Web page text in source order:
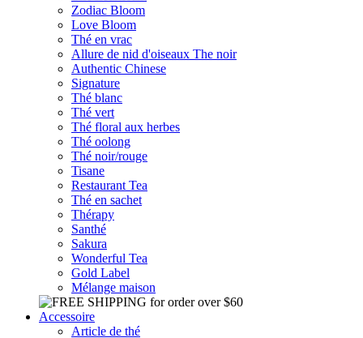
Zodiac Bloom
Love Bloom
Thé en vrac
Allure de nid d'oiseaux The noir
Authentic Chinese
Signature
Thé blanc
Thé vert
Thé floral aux herbes
Thé oolong
Thé noir/rouge
Tisane
Restaurant Tea
Thé en sachet
Thérapy
Santhé
Sakura
Wonderful Tea
Gold Label
Mélange maison
Accessoire
Article de thé